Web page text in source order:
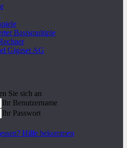
Basismultiple
Gigaset AG
Sie sich an
Ihr Benutzername
Ihr Passwort
Hilfe bekommen